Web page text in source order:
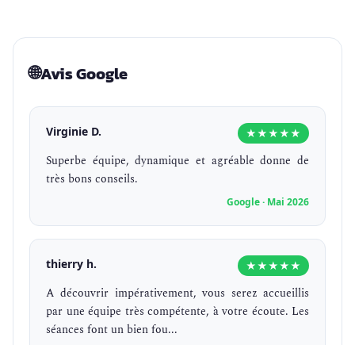
🌐Avis Google
Virginie D. ★★★★★
Superbe équipe, dynamique et agréable donne de
très bons conseils.
Google · Mai 2026
thierry h. ★★★★★
A découvrir impérativement, vous serez accueillis
par une équipe très compétente, à votre écoute. Les
séances font un bien fou...